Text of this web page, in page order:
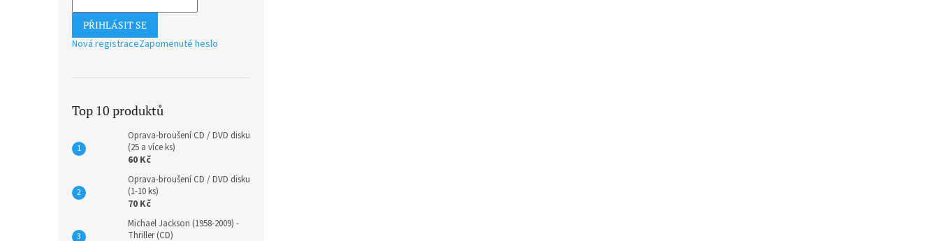
PŘIHLÁSIT SE
Nová registraceZapomenuté heslo
Top 10 produktů
Oprava-broušení CD / DVD disku
(25 a více ks)
60 Kč
Oprava-broušení CD / DVD disku
(1-10 ks)
70 Kč
Michael Jackson (1958-2009) -
Thriller (CD)